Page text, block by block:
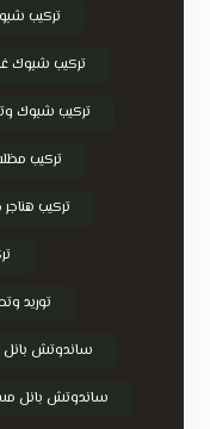
تركيب
تركيب شبوك
تركيب شبوك
تركيب
تركيب
توريد
ساندوتش
ساندوتش بانل